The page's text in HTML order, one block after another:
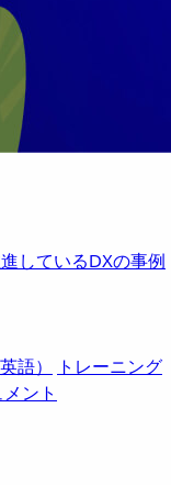
しているDXの事例
語）
トレーニング
メント